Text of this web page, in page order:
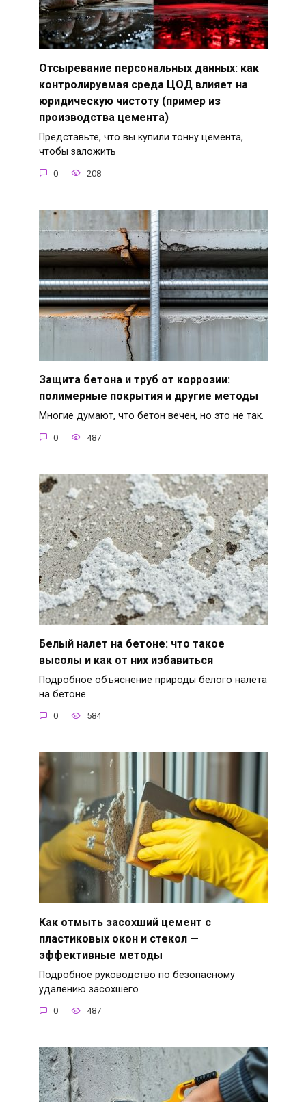
Отсыревание персональных данных: как
контролируемая среда ЦОД влияет на
юридическую чистоту (пример из
производства цемента)
Представьте, что вы купили тонну цемента,
чтобы заложить
0 208
Защита бетона и труб от коррозии:
полимерные покрытия и другие методы
Многие думают, что бетон вечен, но это не так.
0 487
Белый налет на бетоне: что такое
высолы и как от них избавиться
Подробное объяснение природы белого налета
на бетоне
0 584
Как отмыть засохший цемент с
пластиковых окон и стекол —
эффективные методы
Подробное руководство по безопасному
удалению засохшего
0 487